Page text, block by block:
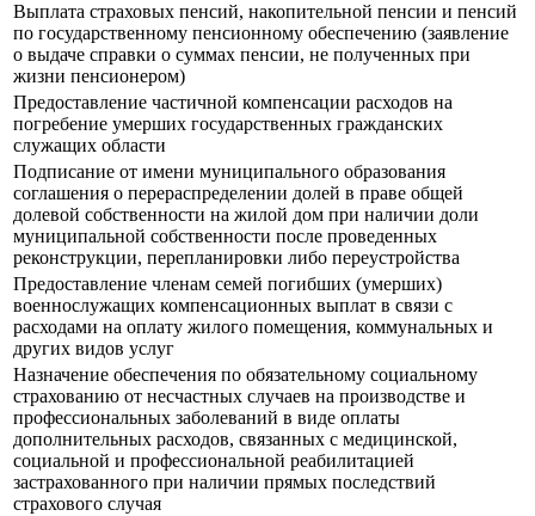
Выплата страховых пенсий, накопительной пенсии и пенсий
по государственному пенсионному обеспечению (заявление
о выдаче справки о суммах пенсии, не полученных при
жизни пенсионером)
Предоставление частичной компенсации расходов на
погребение умерших государственных гражданских
служащих области
Подписание от имени муниципального образования
соглашения о перераспределении долей в праве общей
долевой собственности на жилой дом при наличии доли
муниципальной собственности после проведенных
реконструкции, перепланировки либо переустройства
Предоставление членам семей погибших (умерших)
военнослужащих компенсационных выплат в связи с
расходами на оплату жилого помещения, коммунальных и
других видов услуг
Назначение обеспечения по обязательному социальному
страхованию от несчастных случаев на производстве и
профессиональных заболеваний в виде оплаты
дополнительных расходов, связанных с медицинской,
социальной и профессиональной реабилитацией
застрахованного при наличии прямых последствий
страхового случая